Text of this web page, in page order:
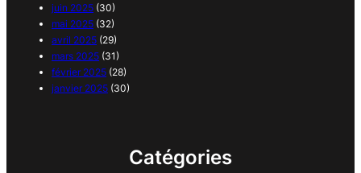
juin 2025 (30)
mai 2025 (32)
avril 2025 (29)
mars 2025 (31)
février 2025 (28)
janvier 2025 (30)
Catégories